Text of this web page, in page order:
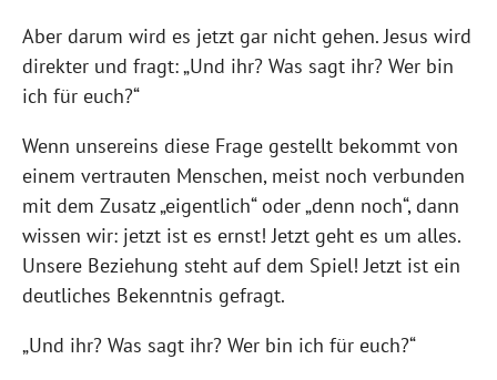
Aber darum wird es jetzt gar nicht gehen. Jesus wird
direkter und fragt: „Und ihr? Was sagt ihr? Wer bin
ich für euch?“
Wenn unsereins diese Frage gestellt bekommt von
einem vertrauten Menschen, meist noch verbunden
mit dem Zusatz „eigentlich“ oder „denn noch“, dann
wissen wir: jetzt ist es ernst! Jetzt geht es um alles.
Unsere Beziehung steht auf dem Spiel! Jetzt ist ein
deutliches Bekenntnis gefragt.
„Und ihr? Was sagt ihr? Wer bin ich für euch?“